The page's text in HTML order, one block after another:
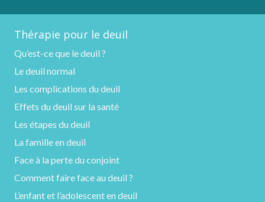
Thérapie pour le deuil
Qu’est-ce que le deuil ?
Le deuil normal
Les complications du deuil
Effets du deuil sur la santé
Les étapes du deuil
La famille en deuil
Face à la perte du conjoint
Comment faire face au deuil ?
L’enfant et l’adolescent en deuil